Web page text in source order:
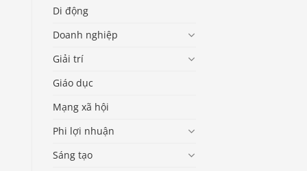
Di động
Doanh nghiệp
Giải trí
Giáo dục
Mạng xã hội
Phi lợi nhuận
Sáng tạo